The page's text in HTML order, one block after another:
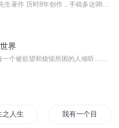
界
一个被欲望和烦恼所困的人倾听……
之人生新目标 我有一个目标